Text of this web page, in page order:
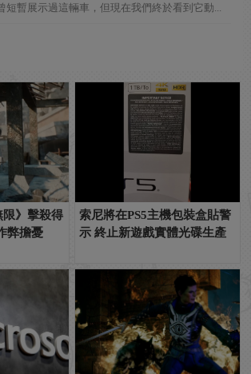
短暫展示過這輛車，但現在我們終於看到它動...
》擊殺得
弊擔憂
索尼將在PS5主機包裝盒貼警
示 終止新遊戲實體光碟生產